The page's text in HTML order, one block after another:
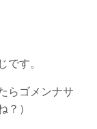
す。
らゴメンナサ
）